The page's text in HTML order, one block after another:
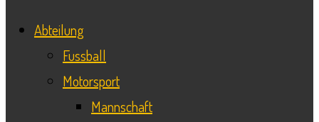
Abteilung
Fussball
Motorsport
Mannschaft